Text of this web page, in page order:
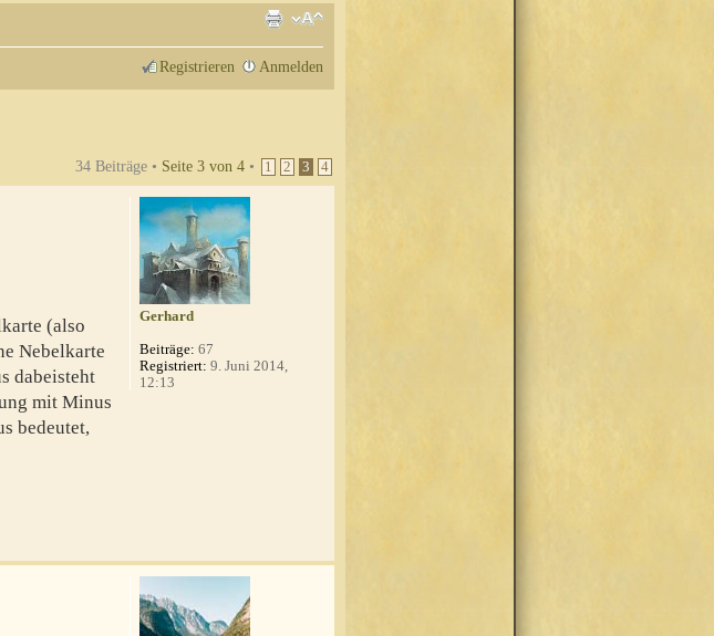
Registrieren Anmelden
34 Beiträge • Seite 3 von 4 • 1 2 3 4
(also
Nebelkarte
dabeisteht
mit Minus
bedeutet,
Gerhard
Beiträge: 67
Registriert: 9. Juni 2014,
12:13